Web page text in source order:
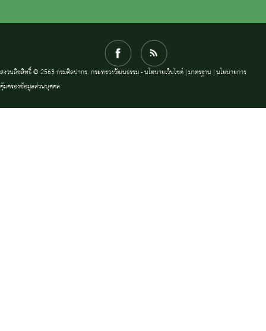
สงวนลิขสิทธิ์ © 2563 กรมศิลปากร. กระทรวงวัฒนธรรม -นโยบายเว็บไซต์|มาตรฐาน |นโยบายการ
คุ้มครองข้อมูลส่วนบุคคล